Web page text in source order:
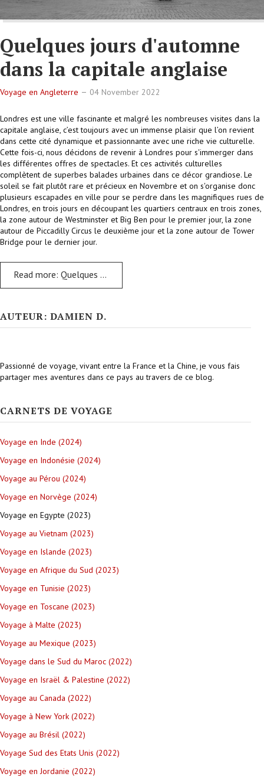
Quelques jours d'automne
dans la capitale anglaise
Voyage en Angleterre 04 November 2022
Londres est une ville fascinante et malgré les nombreuses visites dans la
capitale anglaise, c’est toujours avec un immense plaisir que l’on revient
dans cette cité dynamique et passionnante avec une riche vie culturelle.
Cette fois-ci, nous décidons de revenir à Londres pour s'immerger dans
les différentes offres de spectacles. Et ces activités culturelles
complètent de superbes balades urbaines dans ce décor grandiose. Le
soleil se fait plutôt rare et précieux en Novembre et on s'organise donc
plusieurs escapades en ville pour se perdre dans les magnifiques rues de
Londres, en trois jours en découpant les quartiers centraux en trois zones,
la zone autour de Westminster et Big Ben pour le premier jour, la zone
autour de Piccadilly Circus le deuxième jour et la zone autour de Tower
Bridge pour le dernier jour.
Read more: Quelques jours d'automne dans la capitale anglaise
AUTEUR: DAMIEN D.
Passionné de voyage, vivant entre la France et la Chine, je vous fais
partager mes aventures dans ce pays au travers de ce blog.
CARNETS DE VOYAGE
Voyage en Inde (2024)
Voyage en Indonésie (2024)
Voyage au Pérou (2024)
Voyage en Norvège (2024)
Voyage en Egypte (2023)
Voyage au Vietnam (2023)
Voyage en Islande (2023)
Voyage en Afrique du Sud (2023)
Voyage en Tunisie (2023)
Voyage en Toscane (2023)
Voyage à Malte (2023)
Voyage au Mexique (2023)
Voyage dans le Sud du Maroc (2022)
Voyage en Israël & Palestine (2022)
Voyage au Canada (2022)
Voyage à New York (2022)
Voyage au Brésil (2022)
Voyage Sud des Etats Unis (2022)
Voyage en Jordanie (2022)